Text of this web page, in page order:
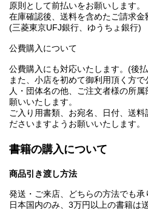
原則として前払いをお願いします。
在庫確認後、送料を含めたご請求金
(三菱東京UFJ銀行、ゆうちょ銀行)
公費購入について
公費購入にも対応いたします。(後
また、小店を初めて御利用頂く方
人・団体名の他、ご注文者様の所
願いいたします。
ご入り用書類、お宛名、日付、送料
ださいますようお願いいたします。
書籍の購入について
商品引き渡し方法
発送・ご来店、どちらの方法でも承
日本国内のみ、3万円以上の書籍は